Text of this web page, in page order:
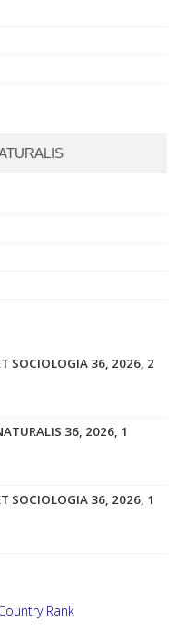
SOCIOLOGIA 36, 2026, 2
36, 2026, 1
SOCIOLOGIA 36, 2026, 1